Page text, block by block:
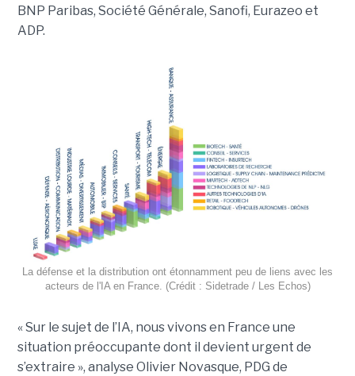
BNP Paribas, Société Générale, Sanofi, Eurazeo et
ADP.
La défense et la distribution ont étonnamment peu de liens avec les
acteurs de l'IA en France. (Crédit : Sidetrade / Les Echos)
« Sur le sujet de l’IA, nous vivons en France une
situation préoccupante dont il devient urgent de
s’extraire », analyse Olivier Novasque, PDG de